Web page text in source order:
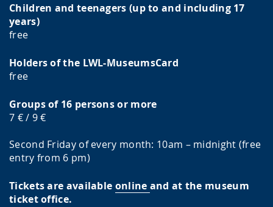
Children and teenagers (up to and including 17
years)
free
Holders of the LWL-MuseumsCard
free
Groups of 16 persons or more
7 € / 9 €
Second Friday of every month: 10am – midnight (free
entry from 6 pm)
Tickets are available online and at the museum
ticket office.